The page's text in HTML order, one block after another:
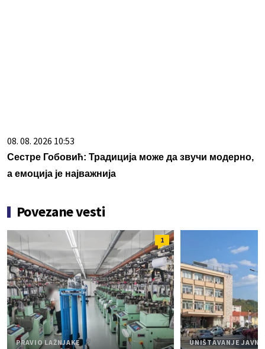
08. 08. 2026 10:53
Сестре Гобовић: Традиција може да звучи модерно,
а емоција је најважнија
Povezane vesti
1
PRAVIO LAŽNJAKE UNIŠTAVANJE